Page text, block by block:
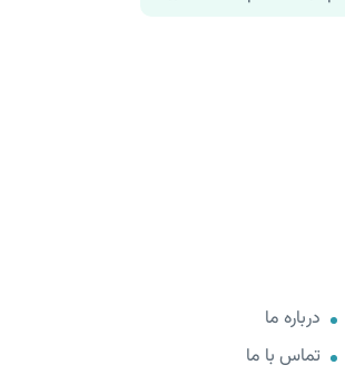
درباره ما
تماس با ما